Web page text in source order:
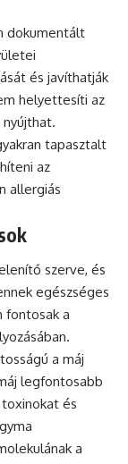
dokumentált
és javíthatják
helyettesíti az
tapasztalt
az
allergiás
szerve, és
egészséges
fontosak a
a máj
legfontosabb
és
a